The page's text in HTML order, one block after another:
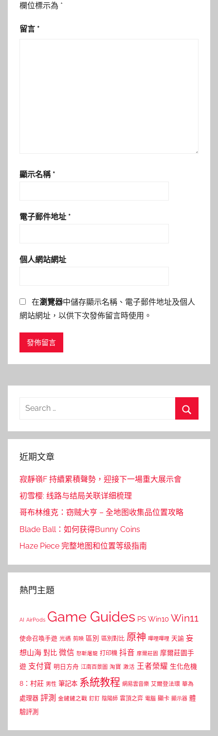
欄位標示為 *
留言 *
顯示名稱 *
電子郵件地址 *
個人網站網址
在瀏覽器中儲存顯示名稱、電子郵件地址及個人
網站網址，以供下次發佈留言時使用。
Search
近期文章
寂靜嶺F 持續累積聲勢，迎接下一場重大展示會
初雪樱: 线路与结局关联详细梳理
哥布林维克：窃贼大亨 – 全地图收集品位置攻略
Blade Ball：如何获得Bunny Coins
Haze Piece 完整地图和位置等级指南
熱門主題
AI AirPods Game Guides PS Win10 Win11
使命召喚手遊 光遇 剪映 區別 區別對比 原神 嗶哩嗶哩 天諭 妄
想山海 對比 微信 怒斬屠龍 打印機 抖音 摩爾莊園 摩爾莊園手
遊 支付寶 明日方舟 江南百景圖 淘寶 激活 王者榮耀 生化危機
8：村莊 男性 筆記本 系統教程 網易雲音樂 艾爾登法環 華為
處理器 評測 金鏟鏟之戰 釘釘 陰陽師 雲頂之弈 電腦 顯卡 顯示器 體
驗評測